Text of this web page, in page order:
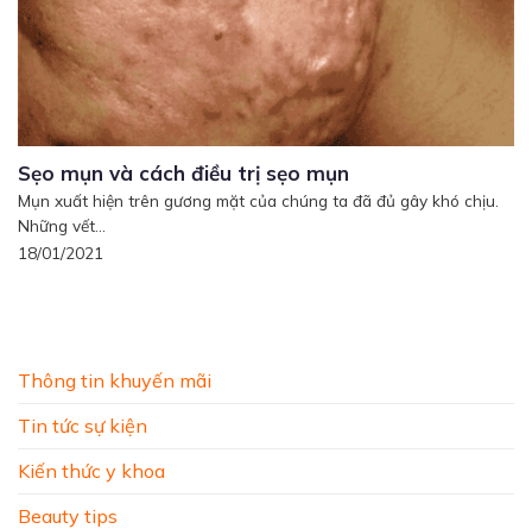
Thông tin khuyến mãi
Tin tức sự kiện
Kiến thức y khoa
Beauty tips
Sẹo mụn và cách điều trị sẹo mụn
Mụn xuất hiện trên gương mặt của chúng ta đã đủ gây khó chịu.
Những vết...
18/01/2021